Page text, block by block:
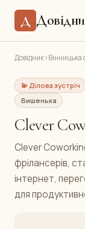
Д
Довідник›Вінницька
💫 Ділова зустріч
Вишенька
Clever
Clever
фрілансерів,
інтернет,
для